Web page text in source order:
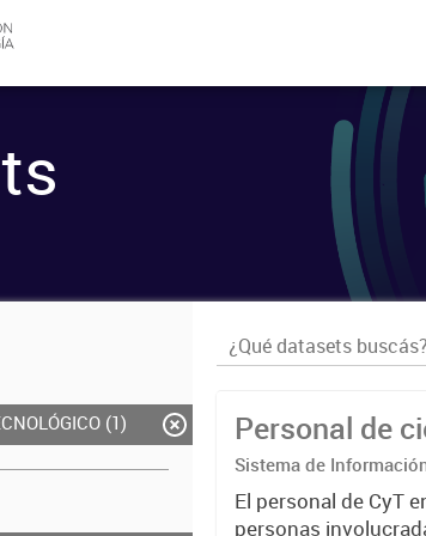
(1)
Personal de
Sistema de
El personal de CyT
personas